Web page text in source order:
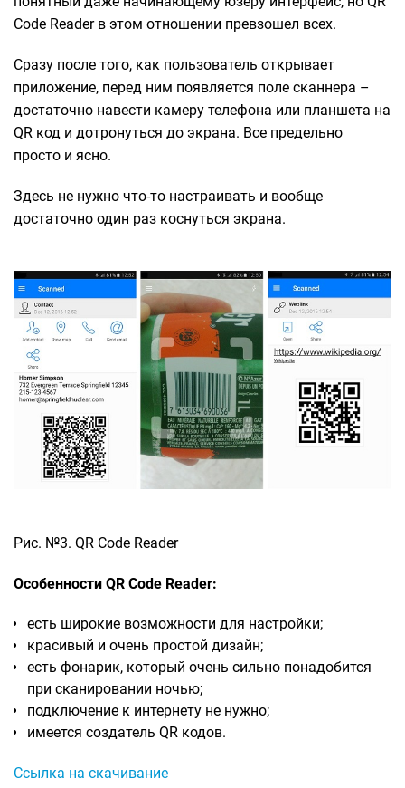
Code Reader в этом отношении превзошел всех.
Сразу после того, как пользователь открывает
приложение, перед ним появляется поле сканнера –
достаточно навести камеру телефона или планшета на
QR код и дотронуться до экрана. Все предельно
просто и ясно.
Здесь не нужно что-то настраивать и вообще
достаточно один раз коснуться экрана.
Рис. №3. QR Code Reader
Особенности QR Code Reader:
есть широкие возможности для настройки;
красивый и очень простой дизайн;
есть фонарик, который очень сильно понадобится
при сканировании ночью;
подключение к интернету не нужно;
имеется создатель QR кодов.
Ссылка на скачивание